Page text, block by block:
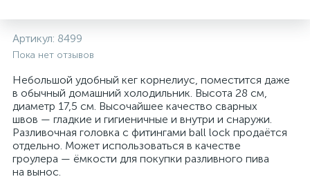
Артикул: 8499
Пока нет отзывов
Небольшой удобный кег корнелиус, поместится даже
в обычный домашний холодильник. Высота 28 см,
диаметр 17,5 см. Высочайшее качество сварных
швов — гладкие и гигиеничные и внутри и снаружи.
Разливочная головка с фитингами ball lock продаётся
отдельно. Может использоваться в качестве
гроулера — ёмкости для покупки разливного пива
на вынос.